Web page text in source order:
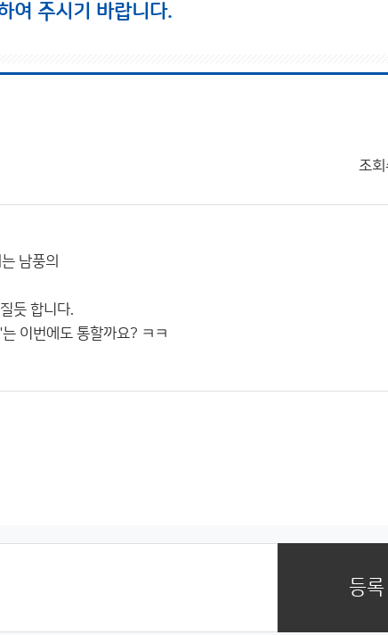
여 주시기 바랍니다.
조회
남풍의
듯 합니다.
이번에도 통할까요? ㅋㅋ
등록